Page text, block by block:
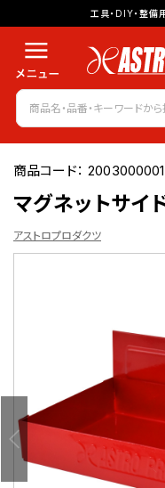
工具・DIY・整備
商品コード：
マグネットサイ
アストロプロダクツ